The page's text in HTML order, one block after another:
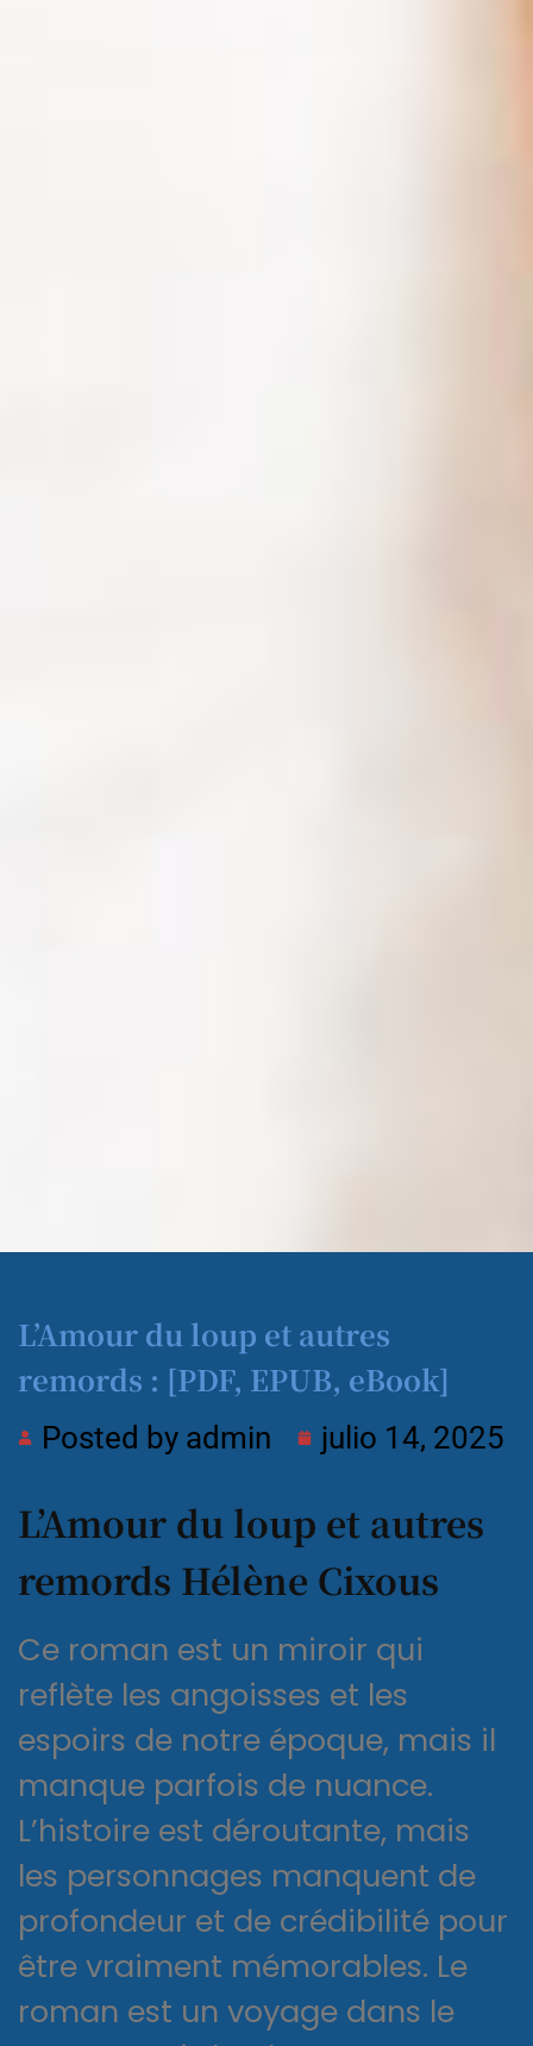
L’Amour du loup et autres
remords : [PDF, EPUB, eBook]
Posted by admin julio 14, 2025
L’Amour du loup et autres
remords Hélène Cixous
Ce roman est un miroir qui
reflète les angoisses et les
espoirs de notre époque, mais il
manque parfois de nuance.
L’histoire est déroutante, mais
les personnages manquent de
profondeur et de crédibilité pour
être vraiment mémorables. Le
roman est un voyage dans le